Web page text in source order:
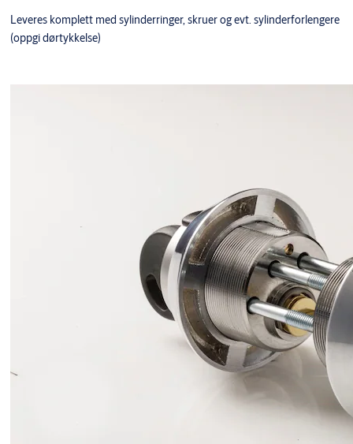
Leveres komplett med sylinderringer, skruer og evt. sylinderforlengere
(oppgi dørtykkelse)